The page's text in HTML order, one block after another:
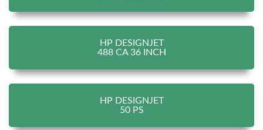
HP DESIGNJET
488 CA 36 INCH
HP DESIGNJET
50 PS